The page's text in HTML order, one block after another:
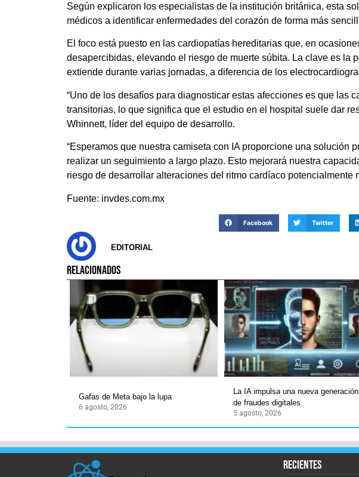
Según explicaron los especialistas de la institución británica, esta
médicos a identificar enfermedades del corazón de forma más
El foco está puesto en las cardiopatías hereditarias que, en
desapercibidas, elevando el riesgo de muerte súbita. La clave es la
extiende durante varias jornadas, a diferencia de los
“Uno de los desafíos para diagnosticar estas afecciones es que las
transitorias, lo que significa que el estudio en el hospital suele dar
Whinnett, líder del equipo de desarrollo.
“Esperamos que nuestra camiseta con IA proporcione una solución
realizar un seguimiento a largo plazo. Esto mejorará nuestra
riesgo de desarrollar alteraciones del ritmo cardíaco potencialmente
Fuente: invdes.com.mx
Facebook Twitter
EDITORIAL
RELACIONADOS
Gafas de Meta bajo la lupa
6 agosto, 2026
La IA impulsa una nueva generación
de fraudes digitales
5 agosto, 2026
recientes